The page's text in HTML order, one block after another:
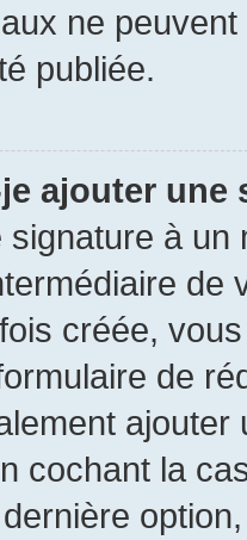
ne
publiée.
ajouter une
à un
fois créée,
de
cochant la